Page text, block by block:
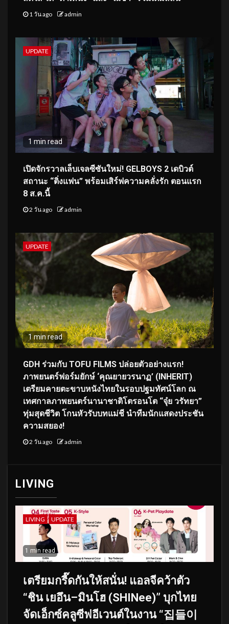
1 วัน ago admin
UPDATE
1 min read
เปิดจักรวาลเล็บเจลซีซันใหม่! GELBOYS 2 เดบิวต์
สถานะ “ติ่งแฟน” พร้อมเสิร์ฟความคลั่งรัก ตอนแรก
8 ส.ค.นี้
2 วัน ago admin
UPDATE
1 min read
GDH ร่วมกับ TOFU FILMS ปล่อยตัวอย่างแรก!
ภาพยนตร์ฟอร์มยักษ์ ‘คุณยายวรนาฏ’ (INHERIT)
เตรียมคายตะขาบหนังไทยในรอบปฐมทัศน์โลก ณ
เทศกาลภาพยนตร์นานาชาติโตรอนโต “จุ๋ย วรัทยา”
ทุ่มสุดชีวิต โกนหัวรับบทแม่ชี นำทีมนักแสดงประชัน
ความสยอง!
2 วัน ago admin
LIVING
LIVING UPDATE
1 min read
เตรียมกรี๊ดกันให้สนั่น! แอลจีคว้าตัว
“ชิน เยอึน–มินโฮ (SHINee)” บุกไทย
จัดเอ็กซ์คลูซีฟอีเวนต์ในงาน “집들이